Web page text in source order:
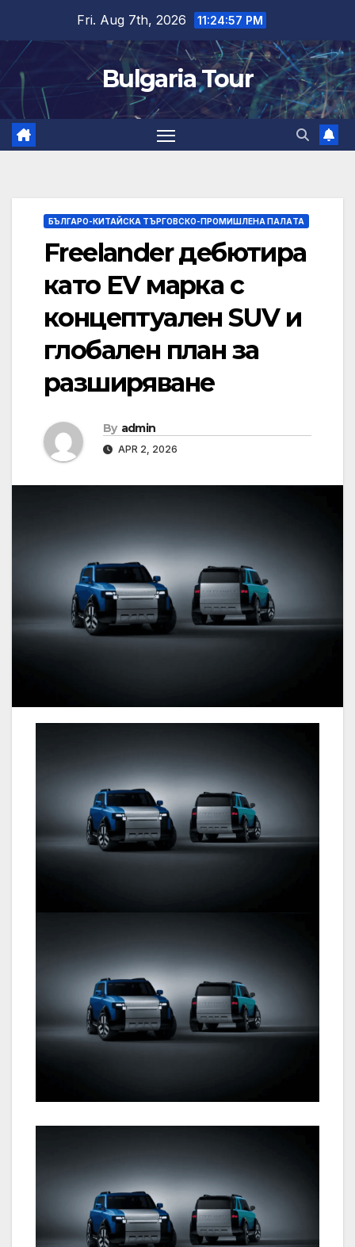
content
Fri. Aug 7th, 2026 11:24:58 PM
Bulgaria Tour
БЪЛГАРО-КИТАЙСКА ТЪРГОВСКО-ПРОМИШЛЕНА ПАЛAТА
Freelander дебютира
като EV марка с
концептуален SUV и
глобален план за
разширяване
By admin
APR 2, 2026